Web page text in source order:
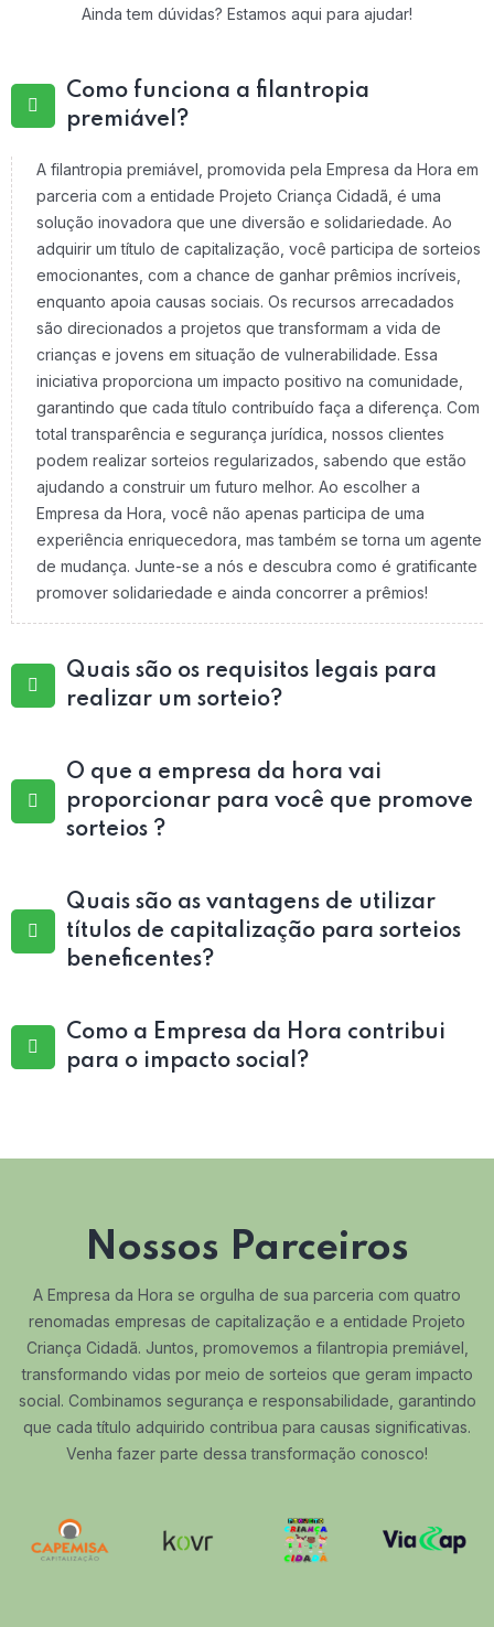
Ainda tem dúvidas? Estamos aqui para ajudar!
Como funciona a filantropia
premiável?
A filantropia premiável, promovida pela Empresa da Hora em
parceria com a entidade Projeto Criança Cidadã, é uma
solução inovadora que une diversão e solidariedade. Ao
adquirir um título de capitalização, você participa de sorteios
emocionantes, com a chance de ganhar prêmios incríveis,
enquanto apoia causas sociais. Os recursos arrecadados
são direcionados a projetos que transformam a vida de
crianças e jovens em situação de vulnerabilidade. Essa
iniciativa proporciona um impacto positivo na comunidade,
garantindo que cada título contribuído faça a diferença. Com
total transparência e segurança jurídica, nossos clientes
podem realizar sorteios regularizados, sabendo que estão
ajudando a construir um futuro melhor. Ao escolher a
Empresa da Hora, você não apenas participa de uma
experiência enriquecedora, mas também se torna um agente
de mudança. Junte-se a nós e descubra como é gratificante
promover solidariedade e ainda concorrer a prêmios!
Quais são os requisitos legais para
realizar um sorteio?
O que a empresa da hora vai
proporcionar para você que promove
sorteios ?
Quais são as vantagens de utilizar
títulos de capitalização para sorteios
beneficentes?
Como a Empresa da Hora contribui
para o impacto social?
Nossos Parceiros
A Empresa da Hora se orgulha de sua parceria com quatro
renomadas empresas de capitalização e a entidade Projeto
Criança Cidadã. Juntos, promovemos a filantropia premiável,
transformando vidas por meio de sorteios que geram impacto
social. Combinamos segurança e responsabilidade, garantindo
que cada título adquirido contribua para causas significativas.
Venha fazer parte dessa transformação conosco!